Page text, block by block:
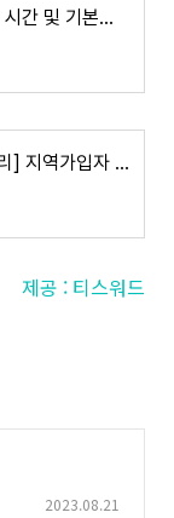
택시비 인상 서울 택시 할증 시간 및 기본요금과 심야요금
[2022 건강보험료 개편 정리] 지역가입자 · 직장가입자 · 피부양자 의료보험 변경
제공 : 티스워드
2023.08.21